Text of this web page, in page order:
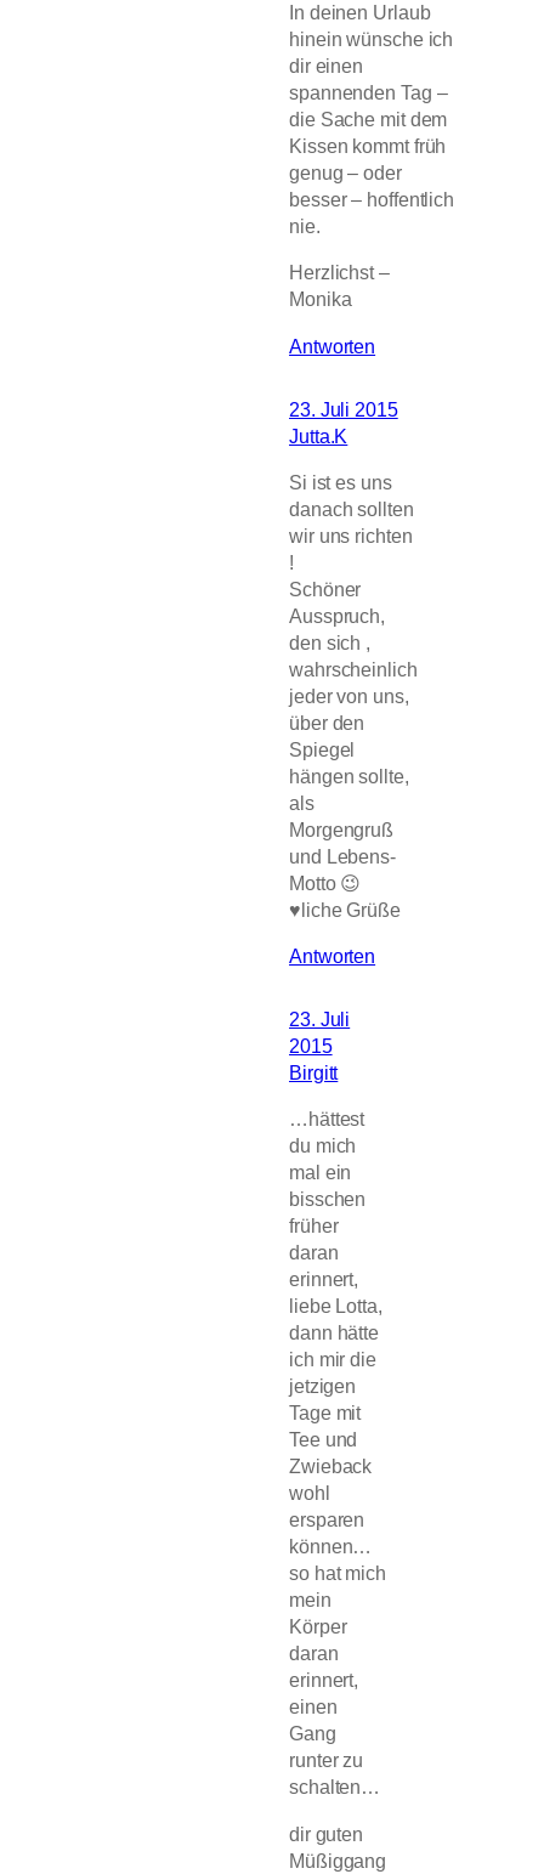
In deinen Urlaub
hinein wünsche ich
dir einen
spannenden Tag –
die Sache mit dem
Kissen kommt früh
genug – oder
besser – hoffentlich
nie.
Herzlichst –
Monika
Antworten
23. Juli 2015
Jutta.K
Si ist es uns
danach sollten
wir uns richten
!
Schöner
Ausspruch,
den sich ,
wahrscheinlich
jeder von uns,
über den
Spiegel
hängen sollte,
als
Morgengruß
und Lebens-
Motto 😉
♥liche Grüße
Antworten
23. Juli
2015
Birgitt
…hättest
du mich
mal ein
bisschen
früher
daran
erinnert,
liebe Lotta,
dann hätte
ich mir die
jetzigen
Tage mit
Tee und
Zwieback
wohl
ersparen
können…
so hat mich
mein
Körper
daran
erinnert,
einen
Gang
runter zu
schalten…
dir guten
Müßiggang